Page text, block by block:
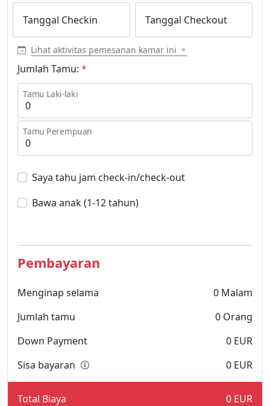
Tanggal Checkin Tanggal Checkout
Lihat aktivitas pemesanan kamar ini
Jumlah Tamu: *
Tamu Laki-laki
Tamu Perempuan
Saya tahu jam check-in/check-out
Bawa anak (1-12 tahun)
Pembayaran
Menginap selama 0 Malam
Jumlah tamu
0 Orang
Down Payment
0 EUR
Sisa bayaran
0 EUR
Total Biaya 0 EUR